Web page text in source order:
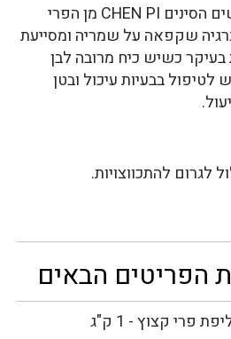
בקליפת התפוז משתמשים הסינים CHEN PI מן הפרי
שקפאה על שמריה ומסייעת
כשיש כיח מרובה לבן
בבעיות עיכול ובטן
לגרום להתכווצויות.
הפריטים הבאים
פרי קצוץ - 1 ק"ג